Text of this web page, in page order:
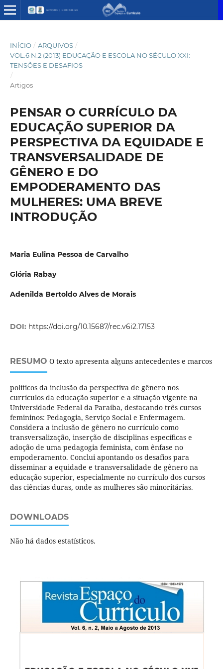
INÍCIO / ARQUIVOS /
VOL.6 N.2 (2013) EDUCAÇÃO E ESCOLA NO SÉCULO XXI:
TENSÕES E DESAFIOS
/
Artigos
PENSAR O CURRÍCULO DA
EDUCAÇÃO SUPERIOR DA
PERSPECTIVA DA EQUIDADE E
TRANSVERSALIDADE DE
GÊNERO E DO
EMPODERAMENTO DAS
MULHERES: UMA BREVE
INTRODUÇÃO
Maria Eulina Pessoa de Carvalho
Glória Rabay
Adenilda Bertoldo Alves de Morais
DOI: https://doi.org/10.15687/rec.v6i2.17153
RESUMO O texto apresenta alguns antecedentes e marcos
políticos da inclusão da perspectiva de gênero nos
currículos da educação superior e a situação vigente na
Universidade Federal da Paraíba, destacando três cursos
femininos: Pedagogia, Serviço Social e Enfermagem.
Considera a inclusão de gênero no currículo como
transversalização, inserção de disciplinas específicas e
adoção de uma pedagogia feminista, com ênfase no
empoderamento. Conclui apontando os desafios para
disseminar a equidade e transversalidade de gênero na
educação superior, especialmente no currículo dos cursos
das ciências duras, onde as mulheres são minoritárias.
DOWNLOADS
Não há dados estatísticos.